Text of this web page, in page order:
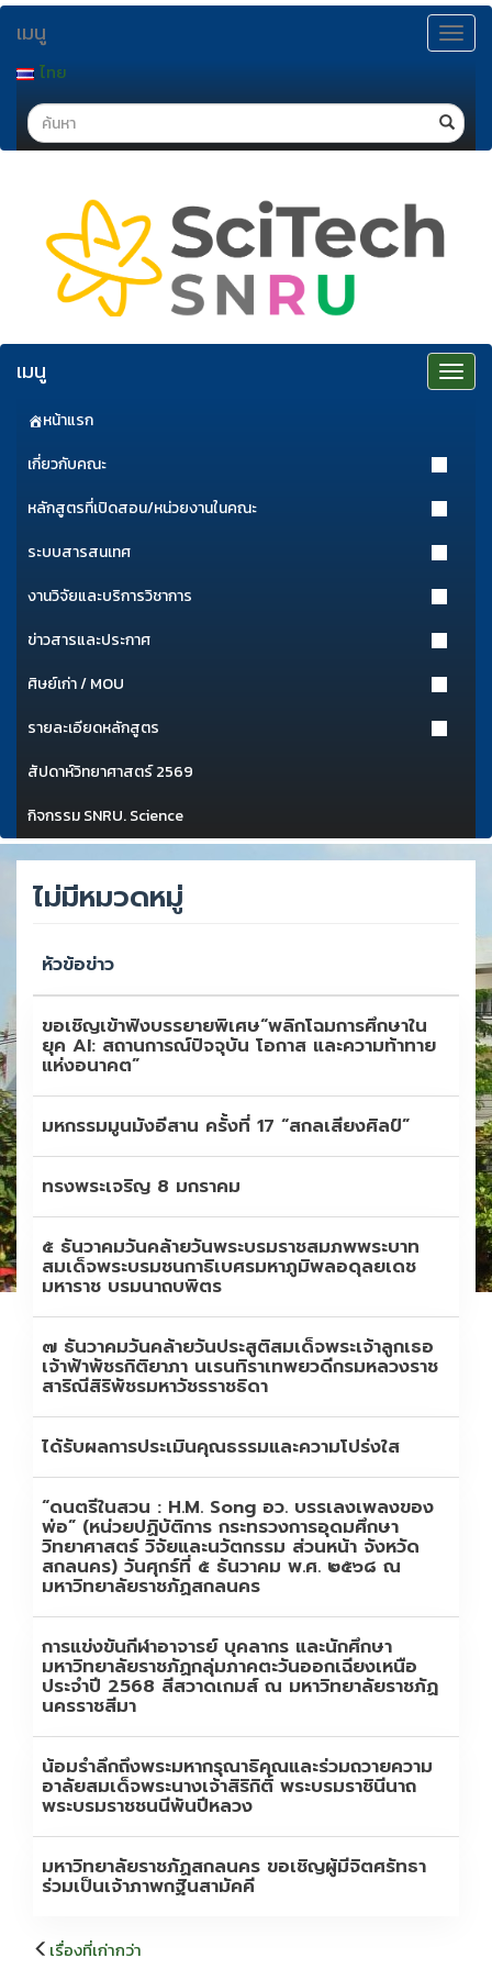
ข้าม
ไป
เนื้อหา
Toggle
เมนู
ไทย
Search
Toggle
เมนู
หน้าแรก
เกี่ยวกับคณะ
หลักสูตรที่เปิดสอน/หน่วยงานในคณะ
ระบบสารสนเทศ
งานวิจัยและบริการวิชาการ
ข่าวสารและประกาศ
ศิษย์เก่า / MOU
รายละเอียดหลักสูตร
สัปดาห์วิทยาศาสตร์ 2569
กิจกรรม SNRU. Science
ไม่มีหมวดหมู่
หัวข้อข่าว
ขอเชิญเข้าฟังบรรยายพิเศษ“พลิกโฉมการศึกษาใน
ยุค AI: สถานการณ์ปัจจุบัน โอกาส และความท้าทาย
แห่งอนาคต”
มหกรรมมูนมังอีสาน ครั้งที่ 17 “สกลเสียงศิลป์”
ทรงพระเจริญ 8 มกราคม
๕ ธันวาคมวันคล้ายวันพระบรมราชสมภพพระบาท
สมเด็จพระบรมชนกาธิเบศรมหาภูมิพลอดุลยเดช
มหาราช บรมนาถบพิตร
๗ ธันวาคมวันคล้ายวันประสูติสมเด็จพระเจ้าลูกเธอ
เจ้าฟ้าพัชรกิติยาภา นเรนทิราเทพยวดีกรมหลวงราช
สาริณีสิริพัชรมหาวัชรราชธิดา
ได้รับผลการประเมินคุณธรรมและความโปร่งใส
“ดนตรีในสวน : H.M. Song อว. บรรเลงเพลงของ
พ่อ” (หน่วยปฏิบัติการ กระทรวงการอุดมศึกษา
วิทยาศาสตร์ วิจัยและนวัตกรรม ส่วนหน้า จังหวัด
สกลนคร) วันศุกร์ที่ ๕ ธันวาคม พ.ศ. ๒๕๖๘ ณ
มหาวิทยาลัยราชภัฏสกลนคร
การแข่งขันกีฬาอาจารย์ บุคลากร และนักศึกษา
มหาวิทยาลัยราชภัฏกลุ่มภาคตะวันออกเฉียงเหนือ
ประจำปี 2568 สีสวาดเกมส์ ณ มหาวิทยาลัยราชภัฏ
นครราชสีมา
น้อมรำลึกถึงพระมหากรุณาธิคุณและร่วมถวายความ
อาลัยสมเด็จพระนางเจ้าสิริกิติ์ พระบรมราชินีนาถ
พระบรมราชชนนีพันปีหลวง
มหาวิทยาลัยราชภัฏสกลนคร ขอเชิญผู้มีจิตศรัทธา
ร่วมเป็นเจ้าภาพกฐินสามัคคี
แนะแนว
เรื่องที่เก่ากว่า